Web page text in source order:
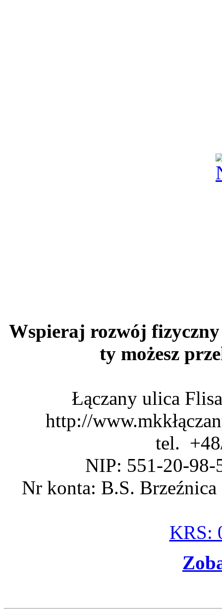
Wspieraj rozwój fizyczny
ty możesz
Łączany ulica
http://
tel.
NIP: 551-20-98-
Nr konta: B.S.
KRS: